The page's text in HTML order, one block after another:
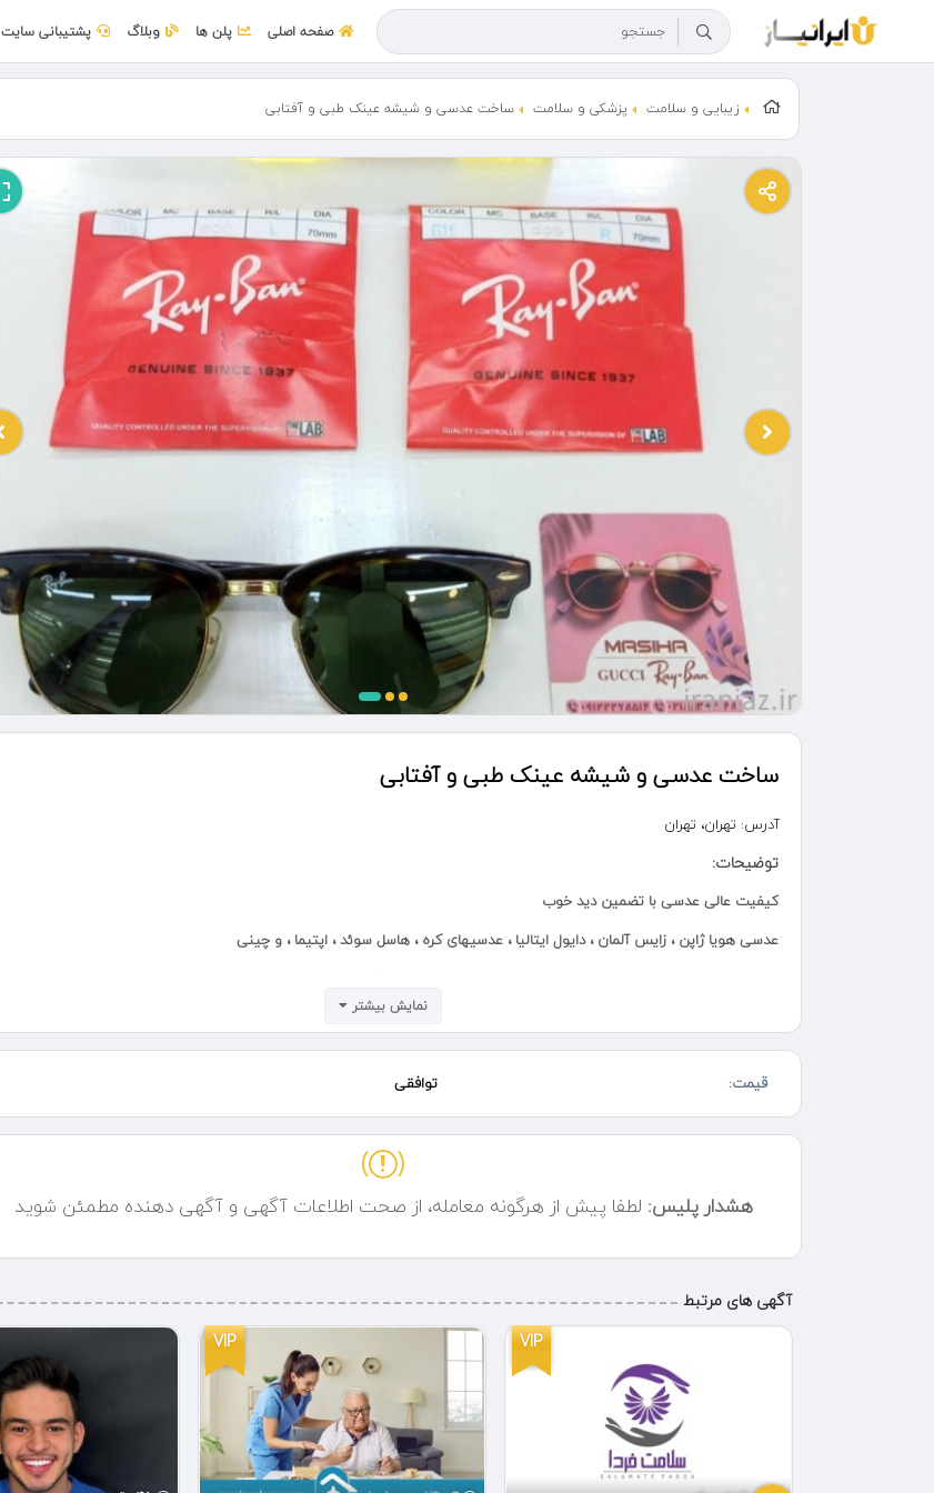
صفحه اصلی پلن ها وبلاگ پشتیبانی سایت
زیبایی و سلامت پزشکی و سلامت ساخت عدسی و شیشه عینک طبی و آفتابی
ساخت عدسی و شیشه عینک طبی و آفتابی
آدرس: تهران، تهران
توضیحات:
کیفیت عالی عدسی با تضمین دید خوب
عدسی هویا ژاپن ، زایس آلمان ، دایول ایتالیا ، عدسیهای کره ، هاسل سوئد ، اپتیما ، و چینی
هزینه تراش رایگان میباشد
تعیین نمره عینک دقیق
ارائه نسخه و فاکتور بابت بیمه تکمیلی
انجام میشود.
نمایش بیشتر
قیمت: توافقی
هشدار پلیس: لطفا پیش از هرگونه معامله، از صحت اطلاعات آگهی و آگهی دهنده مطمئن شوید
آگهی های مرتبط
VIP VIP